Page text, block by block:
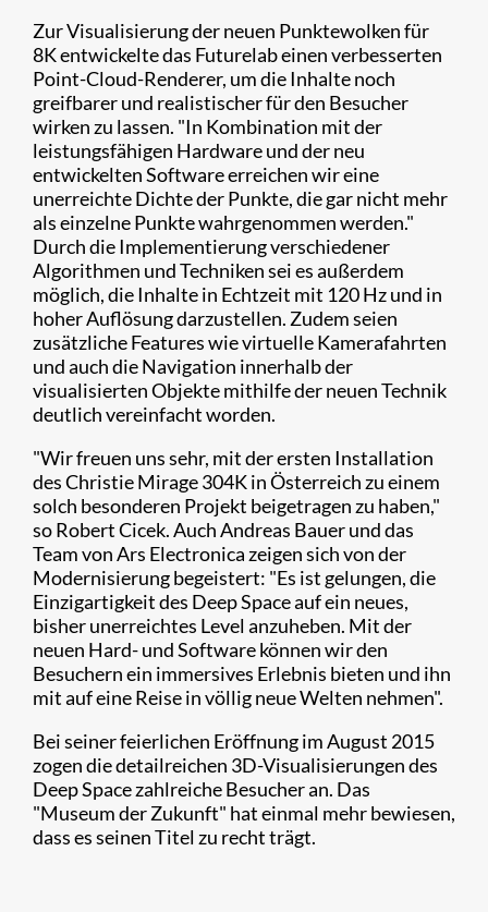
Zur Visualisierung der neuen Punktewolken für
8K entwickelte das Futurelab einen verbesserten
Point-Cloud-Renderer, um die Inhalte noch
greifbarer und realistischer für den Besucher
wirken zu lassen. "In Kombination mit der
leistungsfähigen Hardware und der neu
entwickelten Software erreichen wir eine
unerreichte Dichte der Punkte, die gar nicht mehr
als einzelne Punkte wahrgenommen werden."
Durch die Implementierung verschiedener
Algorithmen und Techniken sei es außerdem
möglich, die Inhalte in Echtzeit mit 120 Hz und in
hoher Auflösung darzustellen. Zudem seien
zusätzliche Features wie virtuelle Kamerafahrten
und auch die Navigation innerhalb der
visualisierten Objekte mithilfe der neuen Technik
deutlich vereinfacht worden.
"Wir freuen uns sehr, mit der ersten Installation
des Christie Mirage 304K in Österreich zu einem
solch besonderen Projekt beigetragen zu haben,"
so Robert Cicek. Auch Andreas Bauer und das
Team von Ars Electronica zeigen sich von der
Modernisierung begeistert: "Es ist gelungen, die
Einzigartigkeit des Deep Space auf ein neues,
bisher unerreichtes Level anzuheben. Mit der
neuen Hard- und Software können wir den
Besuchern ein immersives Erlebnis bieten und ihn
mit auf eine Reise in völlig neue Welten nehmen".
Bei seiner feierlichen Eröffnung im August 2015
zogen die detailreichen 3D-Visualisierungen des
Deep Space zahlreiche Besucher an. Das
"Museum der Zukunft" hat einmal mehr bewiesen,
dass es seinen Titel zu recht trägt.